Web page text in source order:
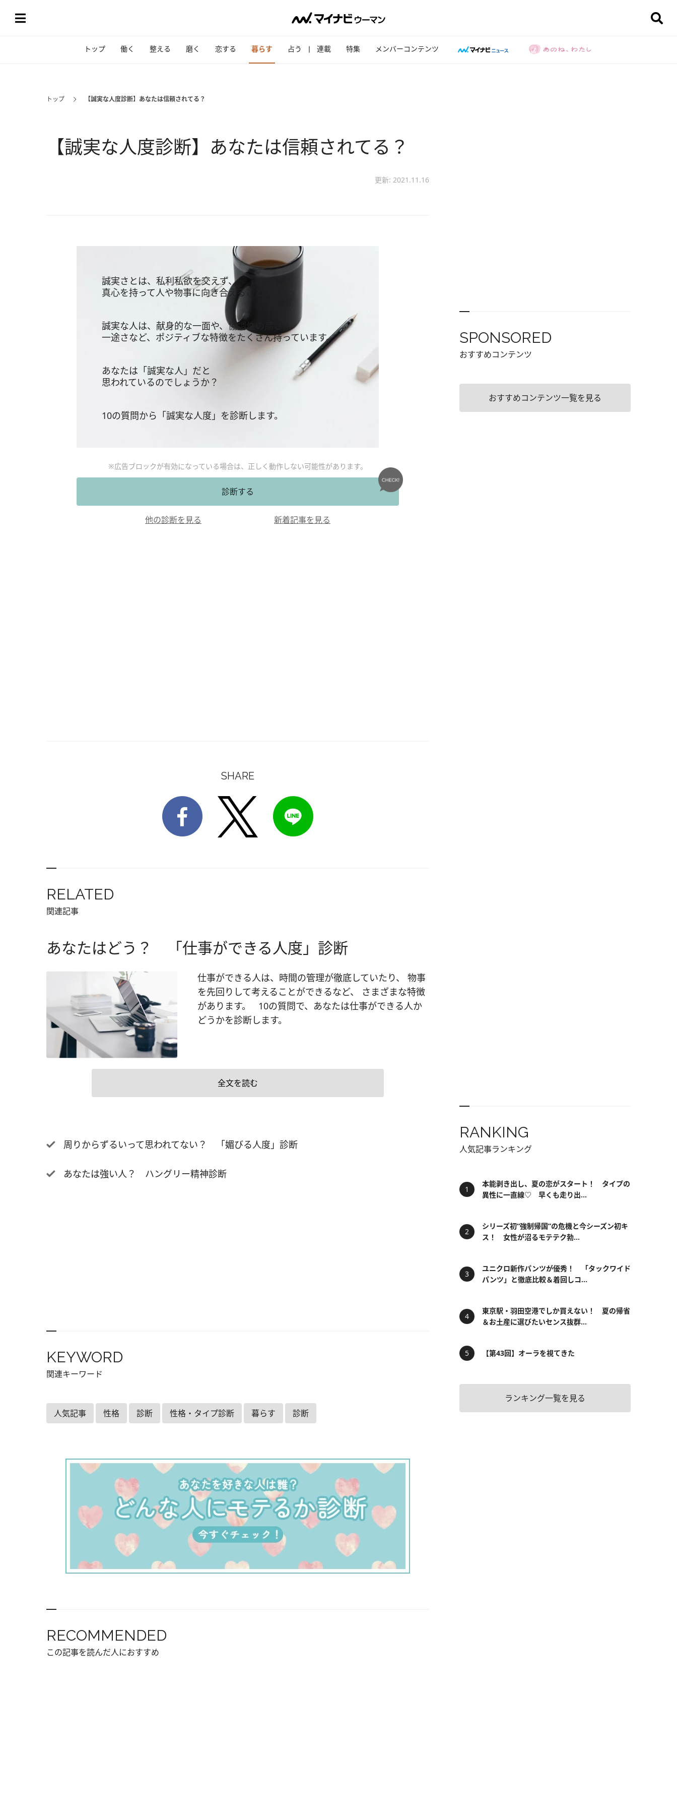
トップ 働く 整える 磨く 恋する 暮らす 占う 連載 特集 メンバーコンテンツ
トップ 【誠実な人度診断】あなたは信頼されてる？
【誠実な人度診断】あなたは信頼されてる？
更新: 2021.11.16
誠実さとは、私利私欲を交えず、
真心を持って人や物事に向き合えること。
誠実な人は、献身的な一面や、協調性の高さ、
一途さなど、ポジティブな特徴をたくさん持っています。
あなたは「誠実な人」だと
思われているのでしょうか？
10の質問から「誠実な人度」を診断します。
※広告ブロックが有効になっている場合は、正しく動作しない可能性があります。
診断する
他の診断を見る 新着記事を見る
SHARE
RELATED
関連記事
あなたはどう？ 「仕事ができる人度」診断
仕事ができる人は、時間の管理が徹底していたり、 物事
を先回りして考えることができるなど、 さまざまな特徴
があります。 10の質問で、あなたは仕事ができる人か
どうかを診断します。
全文を読む
周りからずるいって思われてない？ 「媚びる人度」診断
あなたは強い人？ ハングリー精神診断
KEYWORD
関連キーワード
人気記事 性格 診断 性格・タイプ診断 暮らす 診断
RECOMMENDED
この記事を読んだ人におすすめ
SPONSORED
おすすめコンテンツ
おすすめコンテンツ一覧を見る
RANKING
人気記事ランキング
本能剥き出し、夏の恋がスタート！ タイプの
異性に一直線♡ 早くも走り出...
シリーズ初“強制帰国”の危機と今シーズン初キ
ス！ 女性が沼るモテテク勃...
ユニクロ新作パンツが優秀！ 「タックワイド
パンツ」と徹底比較＆着回しコ...
東京駅・羽田空港でしか買えない！ 夏の帰省
＆お土産に選びたいセンス抜群...
【第43回】オーラを視てきた
ランキング一覧を見る